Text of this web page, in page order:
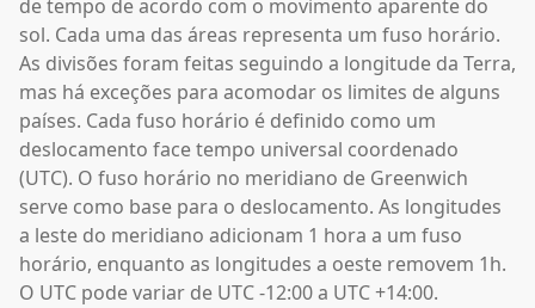
de tempo de acordo com o movimento aparente do
sol. Cada uma das áreas representa um fuso horário.
As divisões foram feitas seguindo a longitude da Terra,
mas há exceções para acomodar os limites de alguns
países. Cada fuso horário é definido como um
deslocamento face tempo universal coordenado
(UTC). O fuso horário no meridiano de Greenwich
serve como base para o deslocamento. As longitudes
a leste do meridiano adicionam 1 hora a um fuso
horário, enquanto as longitudes a oeste removem 1h.
O UTC pode variar de UTC -12:00 a UTC +14:00.